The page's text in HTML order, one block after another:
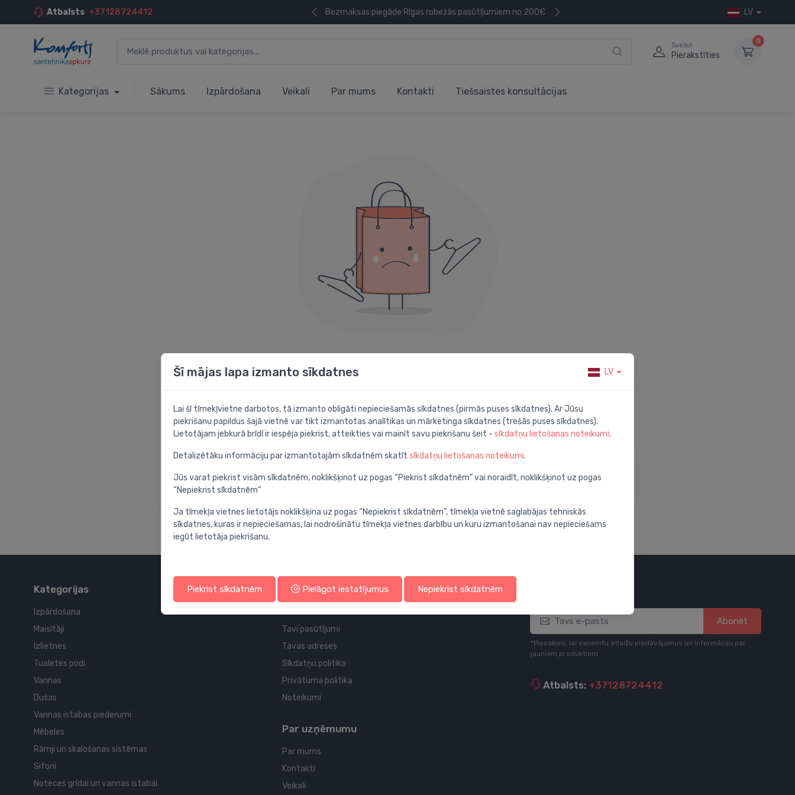
Atbalsts +37128724412 Bezmaksas piegāde Rīgas robežās pasūtījumiem no 200€ LV
Sveiki!
Pierakstīties
0
Kategorijas Sākums Izpārdošana Veikali Par mums Kontakti Tiešsaistes konsultācijas
404 kļūda
Iespējams noder kāda no šīm sadaļām:
Atgriezties sākumlapā
Atrodi ar detalizētu
Apmeklē mūsu palīdzības
Kategorijas
Izpārdošana
Maisītāji
Izlietnes
Tualetes podi
Vannas
Dušas
Vannas istabas piederumi
Mēbeles
Rāmji un skalošanas sistēmas
Sifoni
Noteces grīdai un vannas istabai
Profila un piegādes informācija
Tavs konts
Tavi pasūtījumi
Tavas adreses
Sīkdatņu politika
Privātuma politika
Noteikumi
Par uzņēmumu
Par mums
Kontakti
Veikali
Abonēt
*Piesakies, lai saņemtu atlaižu piedāvājumus un informāciju par
jauniem produktiem
Atbalsts: +37128724412
Šī mājas lapa izmanto sīkdatnes LV
Lai šī tīmekļvietne darbotos, tā izmanto obligāti nepieciešamās sīkdatnes (pirmās puses sīkdatnes). Ar Jūsu
piekrišanu papildus šajā vietnē var tikt izmantotas analītikas un mārketinga sīkdatnes (trešās puses sīkdatnes).
Lietotājam jebkurā brīdī ir iespēja piekrist, atteikties vai mainīt savu piekrišanu šeit - sīkdatņu lietošanas noteikumi.
Detalizētāku informāciju par izmantotajām sīkdatnēm skatīt sīkdatņu lietošanas noteikumi.
Jūs varat piekrist visām sīkdatnēm, noklikšķinot uz pogas “Piekrist sīkdatnēm” vai noraidīt, noklikšķinot uz pogas
“Nepiekrist sīkdatnēm”
Ja tīmekļa vietnes lietotājs noklikšķina uz pogas “Nepiekrist sīkdatnēm”, tīmekļa vietnē saglabājas tehniskās
sīkdatnes, kuras ir nepieciešamas, lai nodrošinātu tīmekļa vietnes darbību un kuru izmantošanai nav nepieciešams
iegūt lietotāja piekrišanu.
Piekrist sīkdatnēm Pielāgot iestatījumus Nepiekrist sīkdatnēm